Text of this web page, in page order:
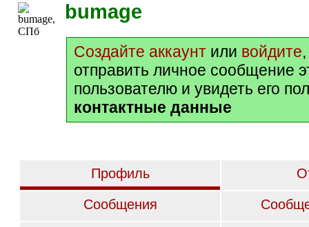
bumage
Создайте аккаунт или войдите
отправить личное сообщение
пользователю и увидеть его
контактные данные
Профиль
Сообщения